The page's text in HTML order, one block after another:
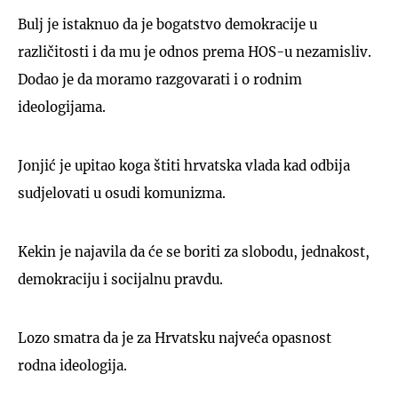
Bulj je istaknuo da je bogatstvo demokracije u
različitosti i da mu je odnos prema HOS-u nezamisliv.
Dodao je da moramo razgovarati i o rodnim
ideologijama.
Jonjić je upitao koga štiti hrvatska vlada kad odbija
sudjelovati u osudi komunizma.
Kekin je najavila da će se boriti za slobodu, jednakost,
demokraciju i socijalnu pravdu.
Lozo smatra da je za Hrvatsku najveća opasnost
rodna ideologija.